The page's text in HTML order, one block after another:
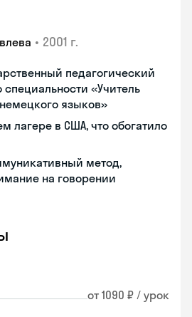
• 2001 г.
педагогический
специальности «Учитель
языков»
лагере в США, что обогатило
метод,
на говорении
от 1090 ₽ / урок